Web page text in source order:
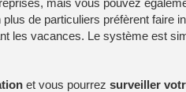
mais vous pouvez
plus de particuliers préfèrent faire
les vacances. Le système est
et vous pourrez surveiller